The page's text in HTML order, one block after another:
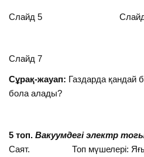
Слайд 5 Слайд
Слайд 7
Сұрақ-жауап: Газдарда қандай
бола алады?
5 топ. Вакуумдегі электр
Саят. Топ мүшелері: